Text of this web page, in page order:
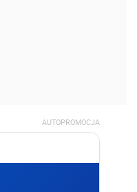
AUTOPROMOCJA